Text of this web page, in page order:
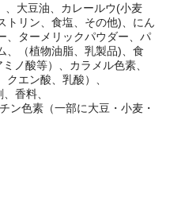
、大豆油、カレールウ(小麦
トリン、食塩、その他)、にん
、ターメリックパウダー、パ
、（植物油脂、乳製品)、食
ノ酸等）、カラメル色素、
エン酸、乳酸）、
香料、
ン色素（一部に大豆・小麦・